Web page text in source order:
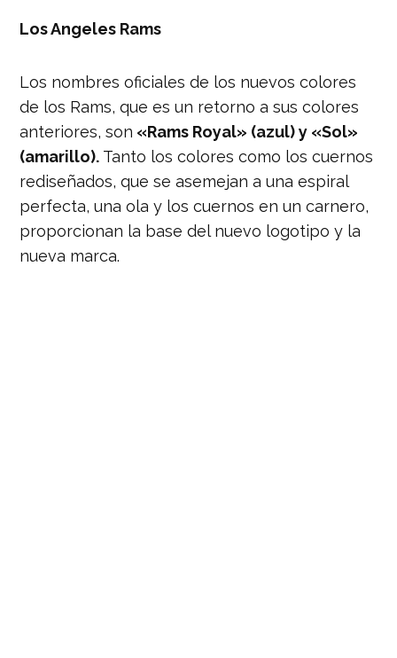
Los Angeles Rams
Los nombres oficiales de los nuevos colores
de los Rams, que es un retorno a sus colores
anteriores, son «Rams Royal» (azul) y «Sol»
(amarillo). Tanto los colores como los cuernos
rediseñados, que se asemejan a una espiral
perfecta, una ola y los cuernos en un carnero,
proporcionan la base del nuevo logotipo y la
nueva marca.